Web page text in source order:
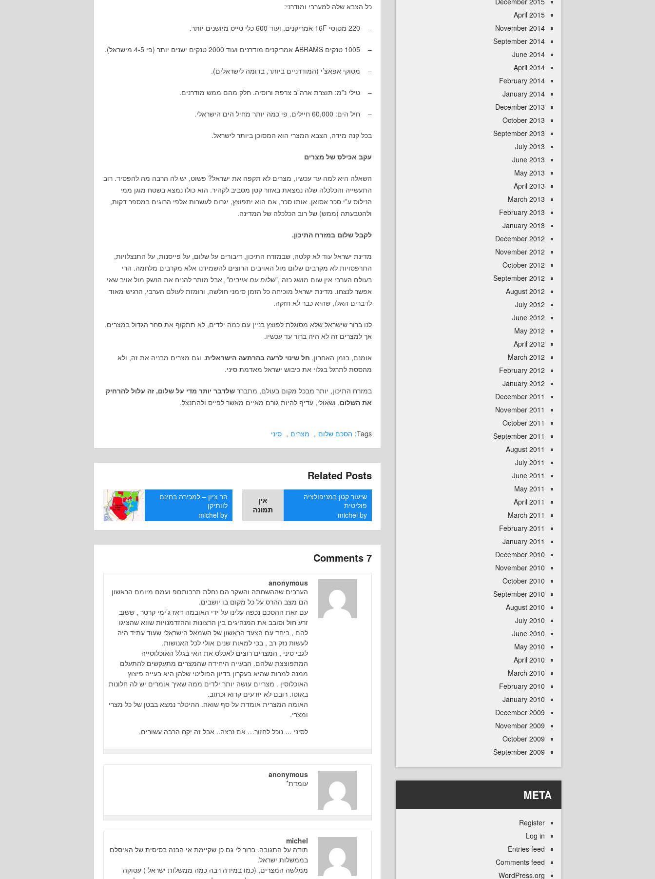
כל הצבא שלה למערבי ומודרני:
– 220 מטוסי 16F אמריקנים, ועוד 600 כלי טייס מיושנים יותר.
– 1005 טנקים ABRAMS אמריקנים מודרנים ועוד 2000 טנקים ישנים יותר (פי 4-5 מישראל).
– מסוקי אפאצ’י (המודרניים ביותר, בדומה לישראלים).
– טילי נ”מ: תוצרת ארה”ב צרפת ורוסיה. חלק מהם ממש מודרנים.
– חיל הים: 60,000 חיילים. פי כמה יותר מחיל הים הישראלי.
בכל קנה מידה, הצבא המצרי הוא המסוכן ביותר לישראל.
עקב אכילס של מצרים
השאלה היא למה עד עכשיו, מצרים לא תקפה את ישראל? פשוט, יש לה הרבה מה להפסיד. רוב
התעשייה והכלכלה שלה נמצאת באזור קטן מסביב לקהיר. הוא כולו נמצא בשטח מוגן ממי
הנילוס ע”י סכר אסואן. אותו סכר, אם הוא יתפוצץ, יגרום לעשרות אלפי הרוגים במספר דקות,
ולהטבעתה (ממש) של רוב הכלכלה של המדינה.
לקבל שלום במזרח התיכון.
מדינת ישראל עוד לא קלטה, שבמזרח התיכון, דיבורים על שלום, על פייסנות, על התנצלויות,
התרפסויות לא מקרבים שלום מול האויבים הרוצים להשמידנו אלא מקרבים מלחמה. הרי
בעולם הערבי אין שום מושג כזה ,”שלום עם אויבים”, אבל מותר להניח את הנשק מול אויב שאי
אפשר לנצחו. מדינת ישראל מוכיחה כל הזמן סימני חולשה, ורומזת לעולם הערבי, הרגיש מאוד
לדברים האלו, שהיא כבר לא חזקה.
לנו ברור שישראל שלא מסוגלת לפוצץ בניין עם כמה ילדים, לא תתקוף את סחר הגדול במצרים,
אך למצרים זה לא היה ברור עד עכשיו.
אומנם, בזמן האחרון, חל שינוי לרעה בהרתעה הישראלית. וגם מצרים מבניה את זה, ולא
מהססת לתרגל בגלוי את כיבוש ישראל מאדמת סיני.
במזרח התיכון, יותר מבכל מקום בעולם, מתברר שלדבר יותר מדי על שלום, זה עלול להרחיק
את השלום. ושאולי, עדיף להיות גורם מאיים מאשר לפייס ולהתנצל.
Tags: הסכם שלום , מצרים , סיני
Related Posts
שיעור קטן במניפולציה
פוליטית
by
michel
הר ציון – למכירה בחינם
לוותיקן
by
michel
7 Comments
anonymous
הערבים שההשחתה והשקר הם נחלת תרבותםפ ועמם מיומם הראשון
הם מצב ההרס על כל מקום בו יושבים.
עם זאת ההסכם נכפה עלינו על ידי האובמה דאז ג’ימי קרטר , ששוב
זרע חול וסובב את המנהיגים בין הרצונות וההזדמנויות שווא שהציגו
להם , ביחד עם הצעד הראשון של השמאל הישראלי שעוד עתיד היה
לעשות נזק רב , בכי למאות שנים אולי לכל האנושות.
לגבי סיני , המצרים רוצים לאכלס את האי בגלל האוכלוסייה
המתפוצצת שלהם. הבעייה היחידה שהמצרים מתעקשים להתעלם
ממנה למרות שהיא בעקרון בדיון הפוליטי שלהן היא בעייה פיצוץ
האוכלוסין . מצריים עושה יותר ילדים ממה שאיך אומרים יש לה חלונות
באוטו. רובם לא יודעים קרוא וכתוב.
האומה המצרית אומדת על סף שואה. ההיטלר נמצא בבטן של כל מצרי
ומצרי.
לסיני … נוכל לחזור… אם נרצה.. אבל זה יקח הרבה עשורים.
anonymous
עומדת*
michel
תודה על התגובה. ברור לי גם כן שקיימת אי הבנה בסיסית של האיסלם
בממשלות ישראל.
ממלשה המצרים, (כמו במידה רבה כמה ממשלות ישראל ) עסוקה
April 2015
November 2014
September 2014
June 2014
April 2014
February 2014
January 2014
December 2013
October 2013
September 2013
July 2013
June 2013
May 2013
April 2013
March 2013
February 2013
January 2013
December 2012
November 2012
October 2012
September 2012
August 2012
July 2012
June 2012
May 2012
April 2012
March 2012
February 2012
January 2012
December 2011
November 2011
October 2011
September 2011
August 2011
July 2011
June 2011
May 2011
April 2011
March 2011
February 2011
January 2011
December 2010
November 2010
October 2010
September 2010
August 2010
July 2010
June 2010
May 2010
April 2010
March 2010
February 2010
January 2010
December 2009
November 2009
October 2009
September 2009
META
Register
Log in
Entries feed
Comments feed
WordPress.org